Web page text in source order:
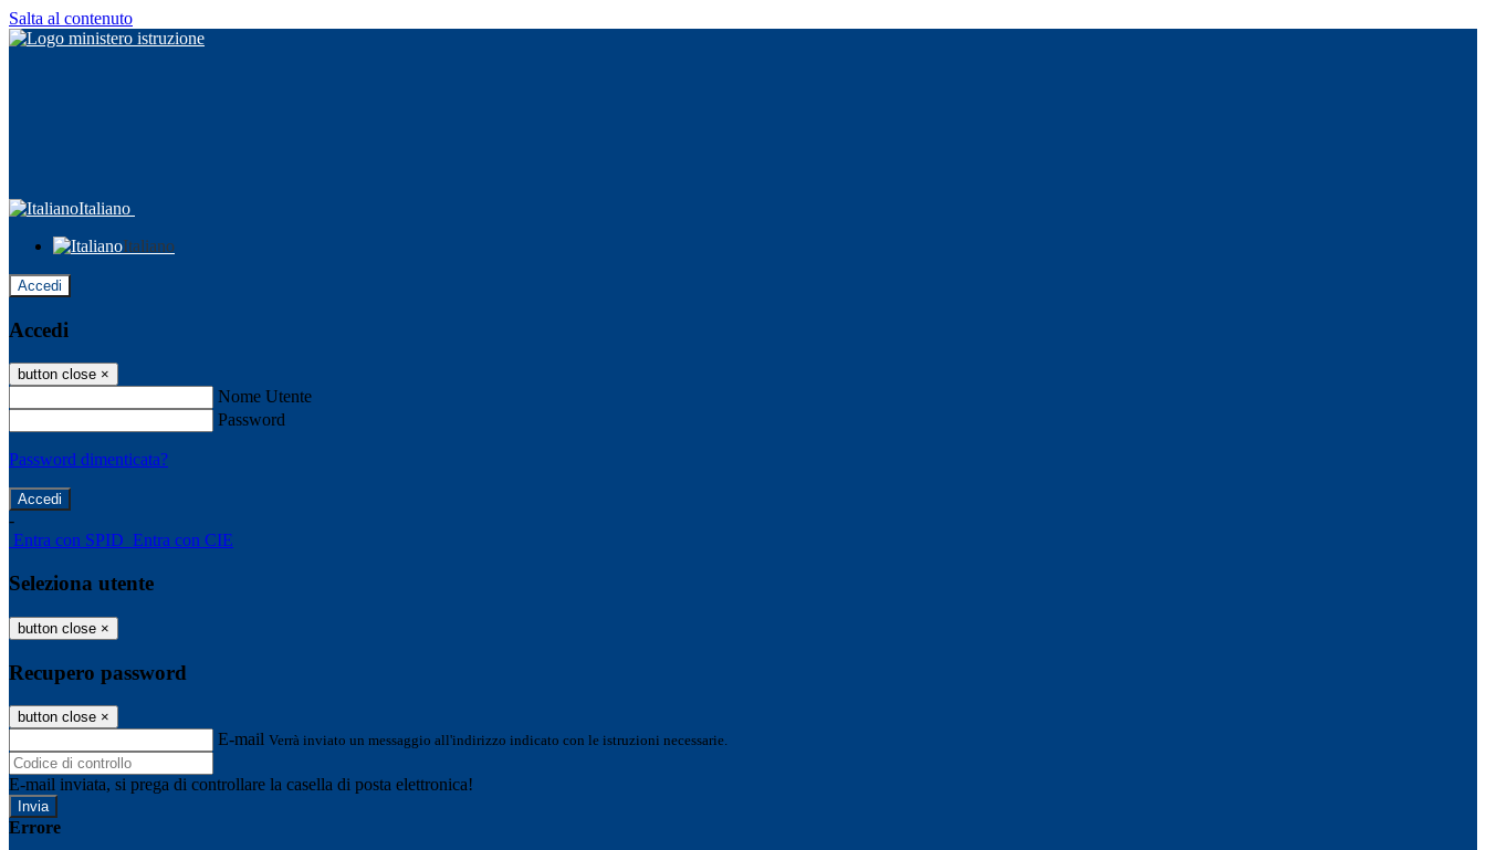
Salta al contenuto
Italiano
Italiano
Accedi
Accedi
button close ×
Nome Utente
Password
Password dimenticata?
-
Entra con SPID Entra con CIE
Seleziona utente
button close ×
Recupero password
button close ×
E-mail Verrà inviato un messaggio all'indirizzo indicato con le istruzioni necessarie.
E-mail inviata, si prega di controllare la casella di posta elettronica!
Errore